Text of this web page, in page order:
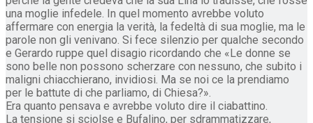
una moglie infedele. In quel momento avrebbe voluto
affermare con energia la verità, la fedeltà di sua moglie, ma le
parole non gli venivano. Si fece silenzio per qualche secondo
e Gerardo ruppe quel disagio ricordando che «Le donne se
sono belle non possono scherzare con nessuno, che subito i
maligni chiacchierano, invidiosi. Ma se noi ce la prendiamo
per le battute di che parliamo, di Chiesa?».
Era quanto pensava e avrebbe voluto dire il ciabattino.
La tensione si sciolse e Bufalino, per sdrammatizzare,